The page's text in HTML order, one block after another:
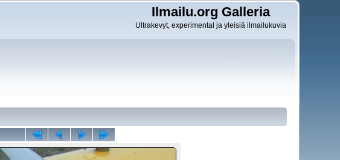
Ilmailu.org Galleria
Ultrakevyt, experimental ja yleisiä ilmailukuvia